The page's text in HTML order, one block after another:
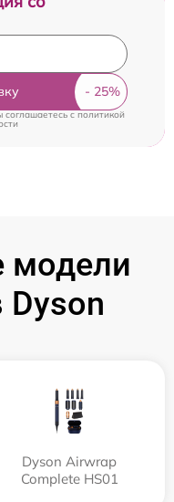
соглашаетесь cполитикой
модели
Dyson
Dyson Airwrap
Complete HS01